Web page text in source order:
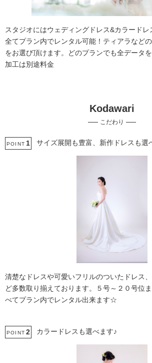
庭園での撮影
マタニティフォト
結婚式当日の撮影
スタジオにはウェディングドレス&カラード
全てプラン内でレンタル可能！ティアラなど
をお選び頂けます。どのプランでも全データ
加工は別途料金
Kodawari
こだわり
POINT 1 サイズ展開も豊富、新作ドレスも選
清楚なドレスや可愛いフリルのついたドレス
ど多数取り揃えております。５号～２０号位
べてプラン内でレンタル出来ます☆
POINT 2 カラードレスも選べます♪